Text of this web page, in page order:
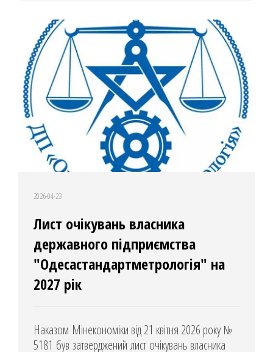
2026-04-23
Лист очікувань власника
державного підприємства
"Одесастандартметрологія" на
2027 рік
Наказом Мінекономіки від 21 квітня 2026 року №
5181 був затверджений лист очікувань власника